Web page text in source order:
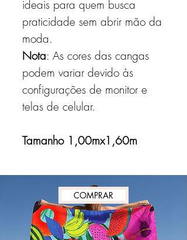
ideais para quem busca
praticidade sem abrir mão da
moda.
Nota: As cores das cangas
podem variar devido às
configurações de monitor e
telas de celular.
Tamanho 1,00mx1,60m
COMPRAR